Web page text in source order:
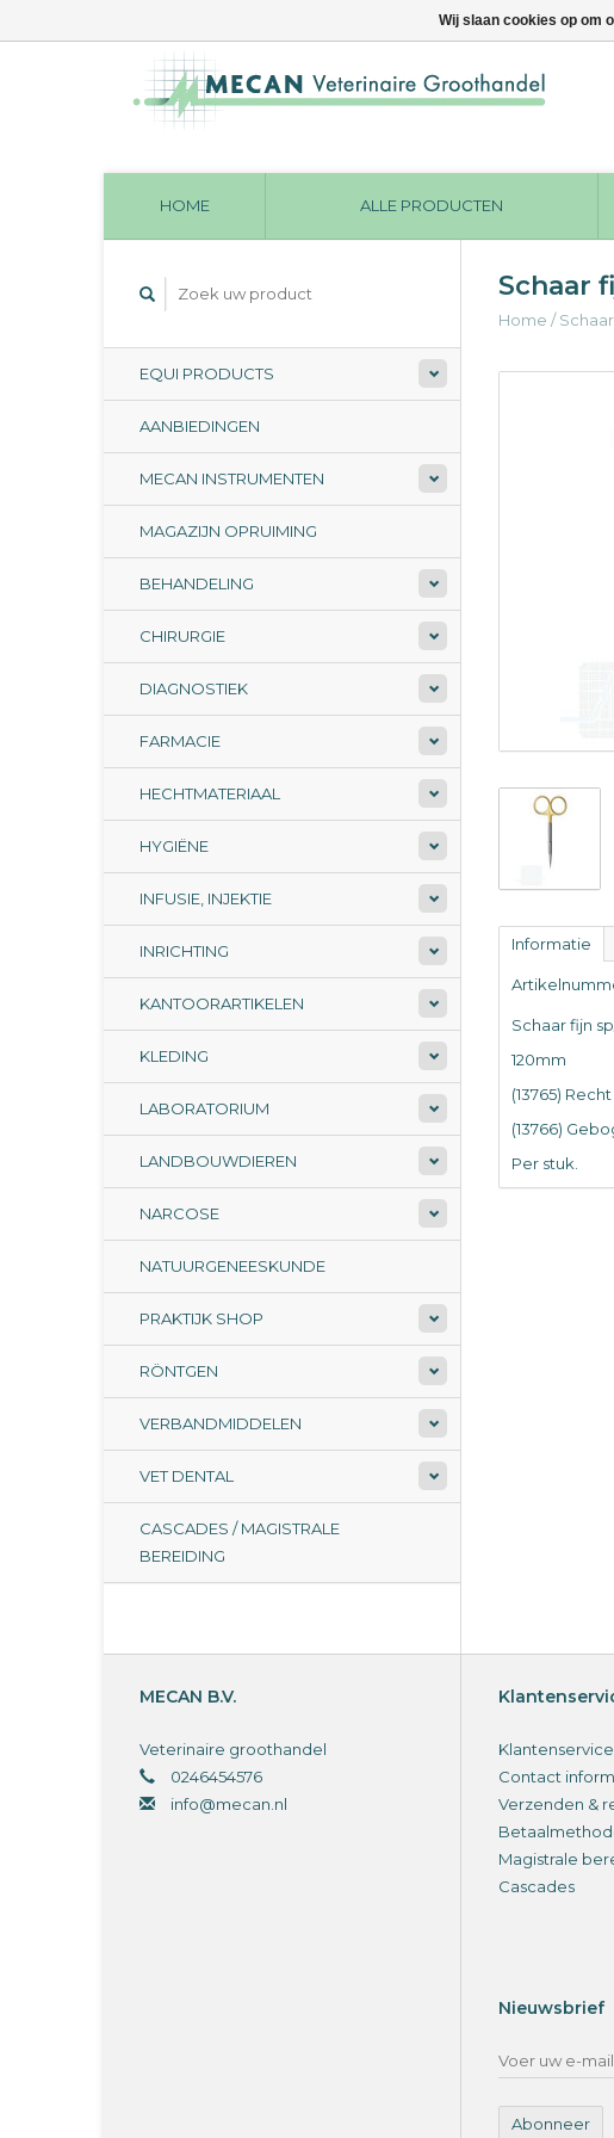
HOME ALLE PRODUCTEN
EQUI PRODUCTS
AANBIEDINGEN
MECAN INSTRUMENTEN
MAGAZIJN OPRUIMING
BEHANDELING
CHIRURGIE
DIAGNOSTIEK
FARMACIE
HECHTMATERIAAL
HYGIËNE
INFUSIE, INJEKTIE
INRICHTING
KANTOORARTIKELEN
KLEDING
LABORATORIUM
LANDBOUWDIEREN
NARCOSE
NATUURGENEESKUNDE
PRAKTIJK SHOP
RÖNTGEN
VERBANDMIDDELEN
VET DENTAL
CASCADES / MAGISTRALE
BEREIDING
Schaar
Home /
Informatie
Schaar fijn
120mm
(13765) Recht
(13766)
Per stuk.
MECAN B.V.
Veterinaire groothandel
0246454576
info@mecan.nl
Klantenservice
Contact
Verzenden &
Magistrale
Cascades
Nieuwsbrief
Abonneer
Wij slaan cookies op om